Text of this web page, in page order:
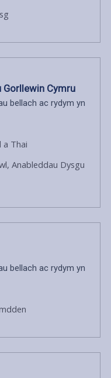
Gorllewin Cymru
bellach ac rydym yn
a Thai
Anableddau Dysgu
bellach ac rydym yn